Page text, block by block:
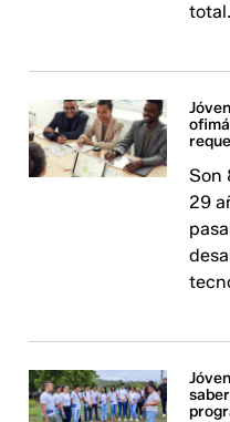
total.
Son
29